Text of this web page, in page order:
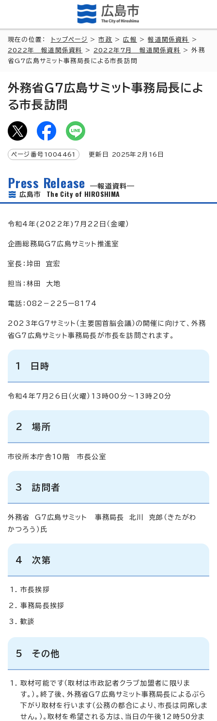
現在の位置： トップページ >市政 >広報 >報道関係資料
>
2022年 報道関係資料
> 2022年7月 報道関係資料
> 外務
省G7広島サミット事務局長による市長訪問
外務省G7広島サミット事務局長によ
る市長訪問
ページ番号 1004461 更新日 2025年2月 16 日
Press Release
報道資料
広島市 The City of HIROSHIMA
令和4年(2022年)7月22日（金曜）
企画総務局G7広島サミット推進室
室長：垰田 宜宏
担当：林田 大地
電話：082－225ー8174
2023年G7サミット（主要国首脳会議）の開催に向けて、外務
省G7広島サミット事務局長が市長を訪問されます。
1 日時
令和4年7月26日（火曜）13時00分～13時20分
2 場所
市役所本庁舎10階 市長公室
3 訪問者
外務省 G7広島サミット 事務局長 北川 克郎（きたがわ
かつろう）氏
4 次第
市長挨拶
事務局長挨拶
歓談
5 その他
取材可能です（取材は市政記者クラブ加盟者に限りま
す。）。終了後、外務省G7広島サミット事務局長によるぶら
下がり取材を行います（公務の都合により、市長は同席しま
せん。）。取材を希望される方は、当日の午後12時50分ま